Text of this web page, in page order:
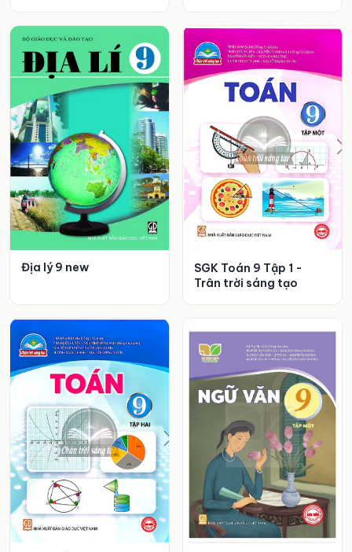
Địa lý 9 new
SGK Toán 9 Tập 1 -
Trân trời sáng tạo